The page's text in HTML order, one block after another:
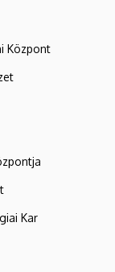
Központ
Kar